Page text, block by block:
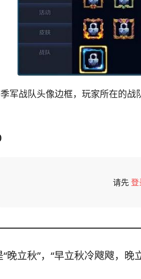
军战队头像边框，玩家所在的战
请先登
晚立秋”，“早立秋冷飕飕，晚